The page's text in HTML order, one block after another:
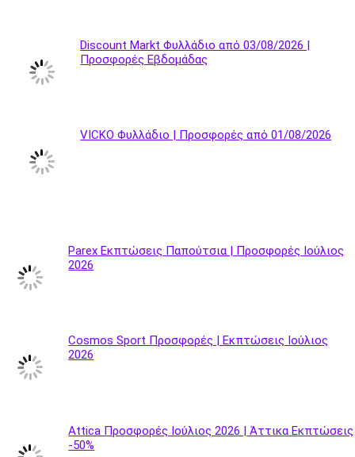
Discount Markt Φυλλάδιο από 03/08/2026 |
Προσφορές Εβδομάδας
VICKO Φυλλάδιο | Προσφορές από 01/08/2026
Parex Εκπτώσεις Παπούτσια | Προσφορές Ιούλιος
2026
Cosmos Sport Προσφορές | Εκπτώσεις Ιούλιος
2026
Attica Προσφορές Ιούλιος 2026 | Άττικα Εκπτώσεις
-50%